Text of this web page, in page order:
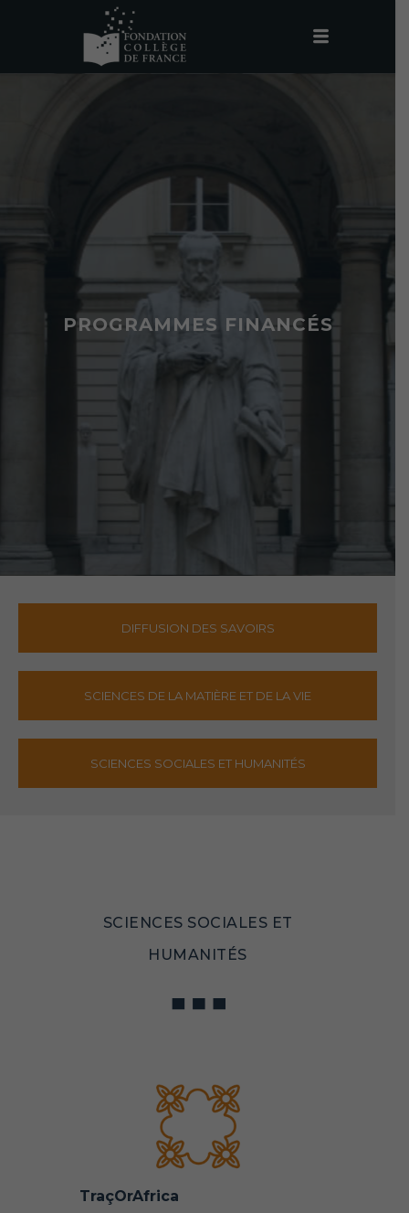
PROGRAMMES FINANCÉS
DIFFUSION DES SAVOIRS
SCIENCES DE LA MATIÈRE ET DE LA VIE
SCIENCES SOCIALES ET HUMANITÉS
SCIENCES SOCIALES ET
HUMANITÉS
TraçOrAfrica